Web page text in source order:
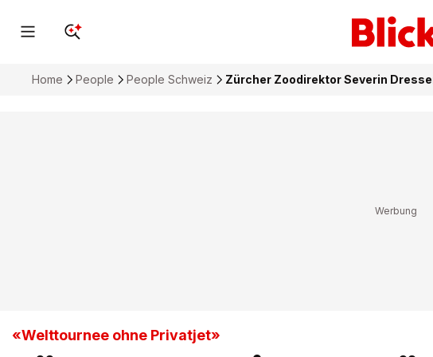
Home People People Schweiz Zürcher Zoodirektor Severin
«Welttournee ohne Privatjet»